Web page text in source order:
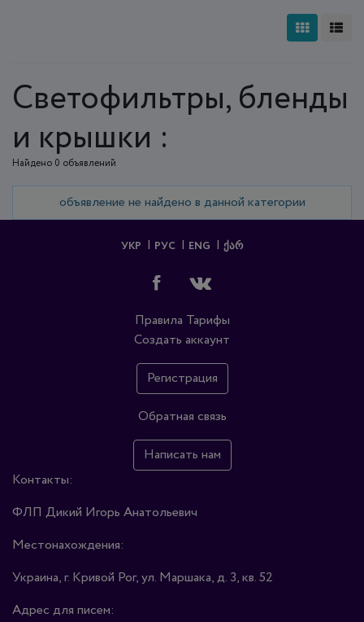
Светофильтры, бленды
и крышки :
Найдено 0 объявлений
объявление не найдено в данной категории
УКР РУС ENG ᲥᲐᲠ
Правила Тарифы
Создать аккаунт
Регистрация
Обратная связь
Написать нам
Контакты:
ФЛП Дикий Игорь Анатольевич
Местонахождения:
Украина, г. Кривой Рог, ул. Маршака, д. 3, кв. 52
Адрес для писем: